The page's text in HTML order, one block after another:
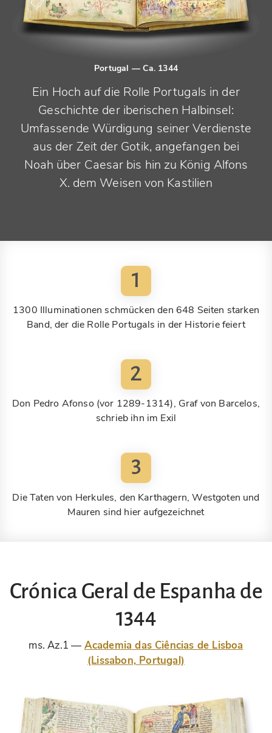
Portugal — Ca. 1344
Ein Hoch auf die Rolle Portugals in der
Geschichte der iberischen Halbinsel:
Umfassende Würdigung seiner Verdienste
aus der Zeit der Gotik, angefangen bei
Noah über Caesar bis hin zu König Alfons
X. dem Weisen von Kastilien
1
1300 Illuminationen schmücken den 648 Seiten starken
Band, der die Rolle Portugals in der Historie feiert
2
Don Pedro Afonso (vor 1289-1314), Graf von Barcelos,
schrieb ihn im Exil
3
Die Taten von Herkules, den Karthagern, Westgoten und
Mauren sind hier aufgezeichnet
Crónica Geral de Espanha de
1344
ms. Az.1
Academia das Ciências de Lisboa
(Lissabon, Portugal)